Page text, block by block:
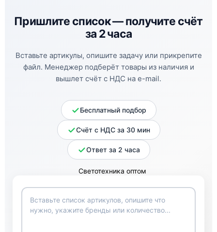
Пришлите список —получите счёт
за 2 часа
Вставьте артикулы, опишите задачу или прикрепите
файл. Менеджер подберёт товары из наличия и
вышлет счёт с НДС на e-mail.
Бесплатный подбор
Счёт с НДС за 30 мин
Ответ за 2 часа